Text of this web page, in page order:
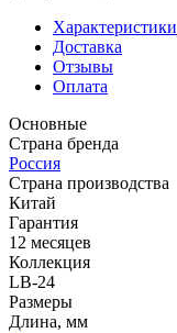
Характеристики
Доставка
Отзывы
Оплата
Основные
Страна бренда
Россия
Страна производства
Китай
Гарантия
12 месяцев
Коллекция
LB-24
Размеры
Длина, мм